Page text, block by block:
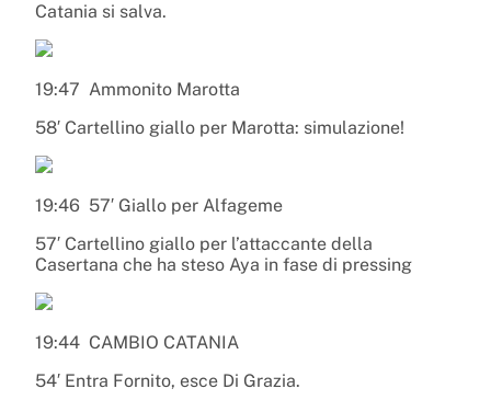
Catania si salva.
19:47 Ammonito Marotta
58′ Cartellino giallo per Marotta: simulazione!
19:46 57′ Giallo per Alfageme
57′ Cartellino giallo per l’attaccante della
Casertana che ha steso Aya in fase di pressing
19:44 CAMBIO CATANIA
54′ Entra Fornito, esce Di Grazia.